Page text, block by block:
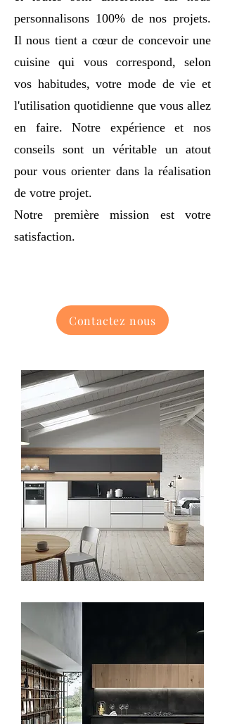
personnalisons 100% de nos projets.
Il nous tient a cœur de concevoir une
cuisine qui vous correspond, selon
vos habitudes, votre mode de vie et
l'utilisation quotidienne que vous allez
en faire. Notre expérience et nos
conseils sont un véritable un atout
pour vous orienter dans la réalisation
de votre projet.
Notre première mission est votre
satisfaction.
Contactez nous